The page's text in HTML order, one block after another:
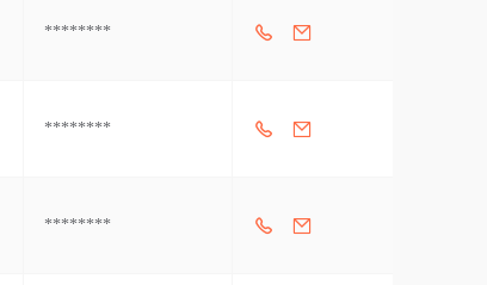
********
********
********